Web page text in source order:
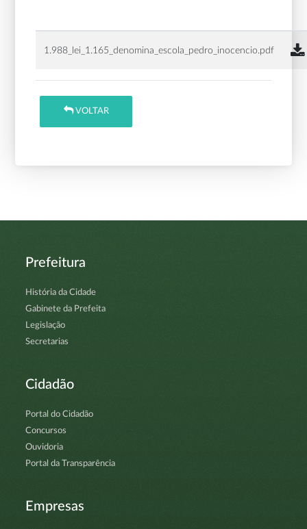
1.988_lei_1.165_denomina_escola_pedro_inocencio.pdf
VOLTAR
Prefeitura
História da Cidade
Gabinete da Prefeita
Legislação
Secretarias
Cidadão
Portal do Cidadão
Concursos
Ouvidoria
Portal da Transparência
Empresas